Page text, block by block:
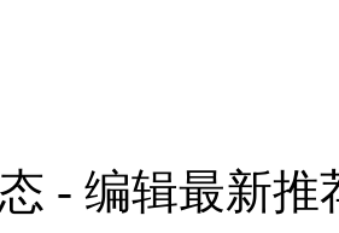
- 编辑最新推